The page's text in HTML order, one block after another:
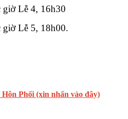
4, 16h30
5, 18h00.
Phối (xin nhấn vào đây)